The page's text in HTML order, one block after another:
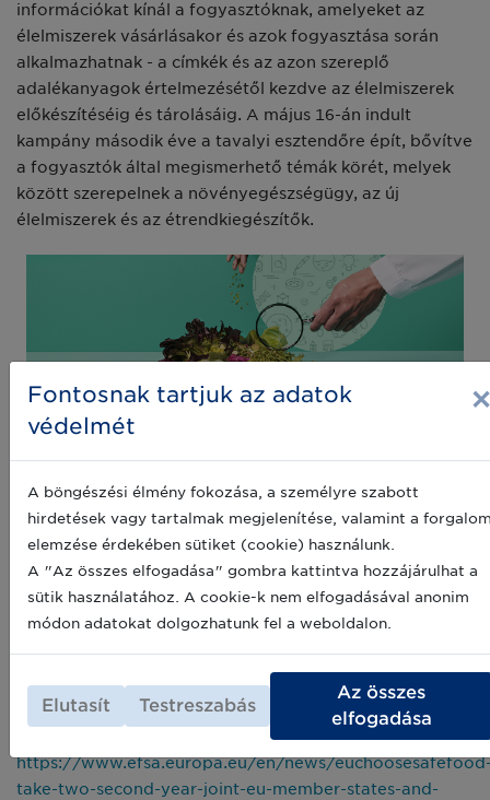
információkat kínál a fogyasztóknak, amelyeket az
élelmiszerek vásárlásakor és azok fogyasztása során
alkalmazhatnak - a címkék és az azon szereplő
adalékanyagok értelmezésétől kezdve az élelmiszerek
előkészítéséig és tárolásáig. A május 16-án indult
kampány második éve a tavalyi esztendőre épít, bővítve
a fogyasztók által megismerhető témák körét, melyek
között szerepelnek a növényegészségügy, az új
élelmiszerek és az étrendkiegészítők.
A kampány weboldalán elérhető egy
#EUChooseSafeFood eszköztár, amely látványelemeket,
rövidfilmeket és közösségi média bejegyzéseket
tartalmaz különböző nyelveken, így a különböző
nemzeti hatóságok és egyesületek, szervezetek is
bekapcsolódhatnak a kampányba.
Források:
https://www.efsa.europa.eu/en/news/
take-two-second-year-joint-eu-member-states-and-
Fontosnak tartjuk az adatok
védelmét
A böngészési élmény fokozása, a személyre szabott
hirdetések vagy tartalmak megjelenítése, valamint a
elemzése érdekében sütiket (cookie) használunk.
A "Az összes elfogadása" gombra kattintva hozzájárulhat a
sütik használatához. A cookie-k nem elfogadásával anonim
módon adatokat dolgozhatunk fel a weboldalon.
Elutasít Testreszabás
Az összes
elfogadása